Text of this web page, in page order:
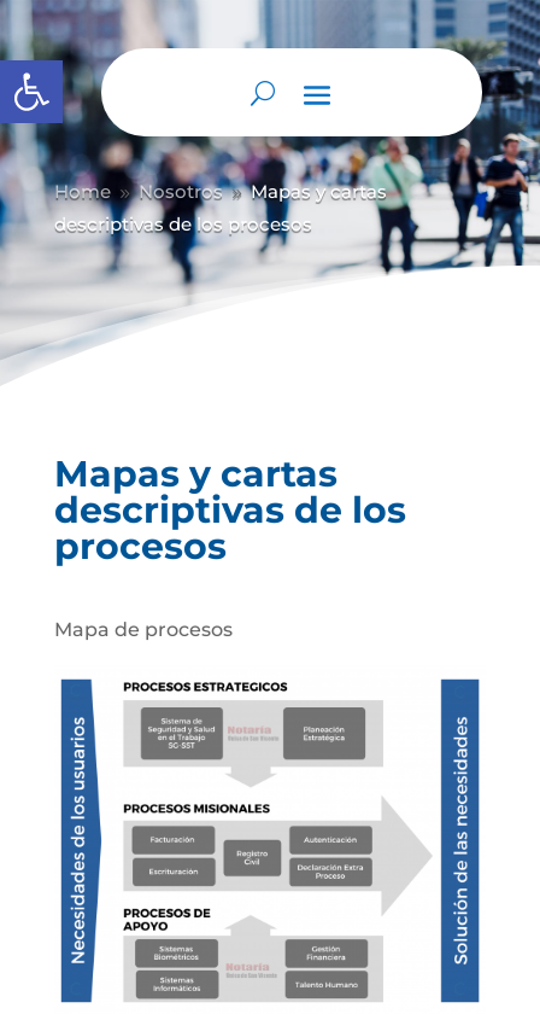
Abrir barra de herramientas
Home 9 Nosotros 9 Mapas y cartas
descriptivas de los procesos
Mapas y cartas
descriptivas de los
procesos
Mapa de procesos